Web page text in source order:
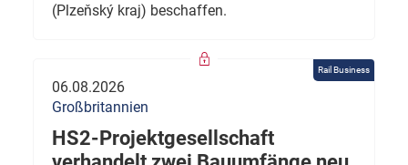
(Plzeňský kraj) beschaffen.
Rail Business
06.08.2026
Großbritannien
HS2-Projektgesellschaft